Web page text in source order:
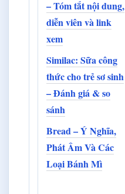
– Tóm tắt nội dung,
diễn viên và link
xem
Similac: Sữa công
thức cho trẻ sơ sinh
– Đánh giá & so
sánh
Bread – Ý Nghĩa,
Phát Âm Và Các
Loại Bánh Mì